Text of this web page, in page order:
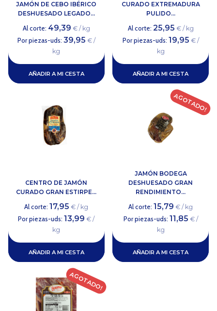
JAMÓN DE CEBO IBÉRICO
DESHUESADO LEGADO...
Al corte: 49,39 € / kg
Por piezas-uds: 39,95 € /
kg
AÑADIR A MI CESTA
CURADO EXTREMADURA
PULIDO...
Al corte: 25,95 € / kg
Por piezas-uds: 19,95 € /
kg
AÑADIR A MI CESTA
CENTRO DE JAMÓN
CURADO GRAN ESTIRPE...
Al corte:17,95 € / kg
Por piezas-uds:13,99 € /
kg
AÑADIR A MI CESTA
JAMÓN BODEGA
DESHUESADO GRAN
RENDIMIENTO...
Al corte:15,79 € / kg
Por piezas-uds: 11,85 € /
kg
AÑADIR A MI CESTA
AGOTADO!
AGOTADO!